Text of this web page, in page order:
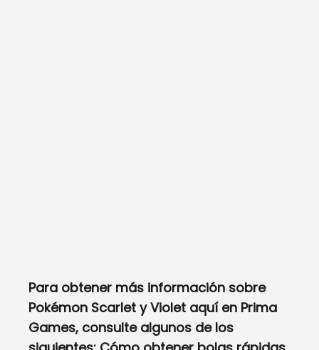
Para obtener más información sobre
Pokémon Scarlet y Violet aquí en Prima
Games, consulte algunos de los